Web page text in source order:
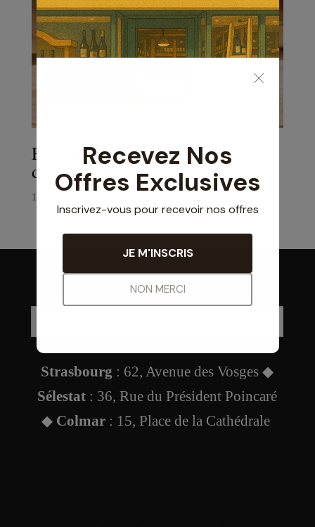
Ferber Confiture Fine Coings
d’Alsace et Rose 220g
10,50
Strasbourg : 62, Avenue des Vosges ◆
Sélestat : 36, Rue du Président Poincaré
◆ Colmar: 15, Place de la Cathédrale